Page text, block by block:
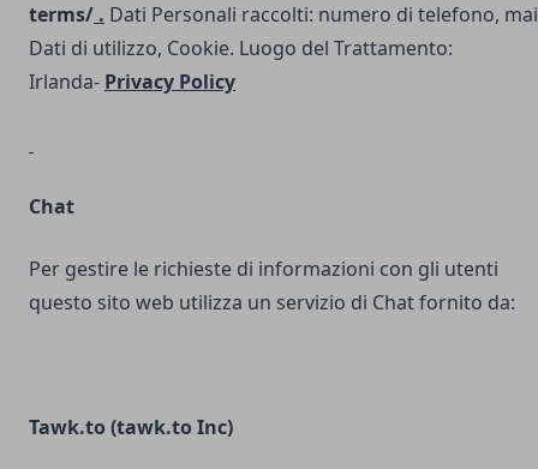
terms/ . Dati Personali raccolti: numero di telefono,
Dati di utilizzo, Cookie. Luogo del Trattamento:
Irlanda- Privacy Policy
Chat
Per gestire le richieste di informazioni con gli utenti
questo sito web utilizza un servizio di Chat fornito da:
Tawk.to (tawk.to Inc)